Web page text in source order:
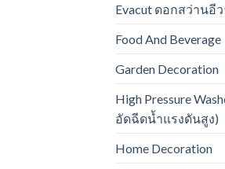
Evacut ดอกสว่านอี
Food And Beverage
Garden Decoration
High Pressure
อัดฉีดน้ำแรงดันสูง)
Home Decoration